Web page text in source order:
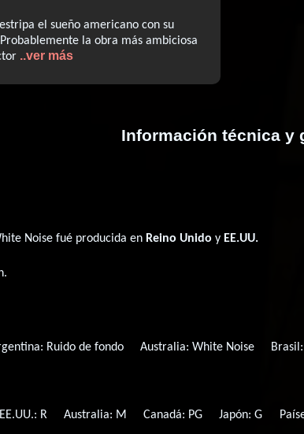
el sueño americano con su
la obra más ambiciosa
..ver más
Información técnica y
Noise fué producida en Reino Unido y EE.UU.
.
Ruido de fondo Australia:White Noise Brasil:
EE.UU.: R Australia: M Canadá: PG Japón: G